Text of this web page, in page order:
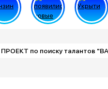
по поиску талантов